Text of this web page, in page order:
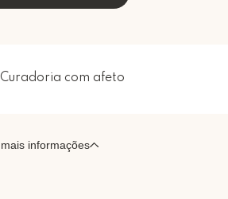
Curadoria com afeto
mais informações